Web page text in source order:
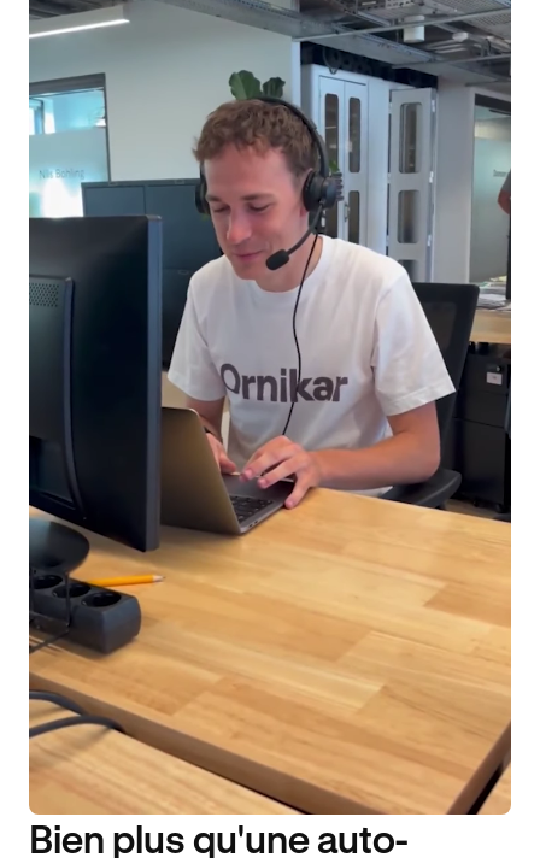
DISPONIBILITÉ 6J/7
Bien plus qu'une auto-